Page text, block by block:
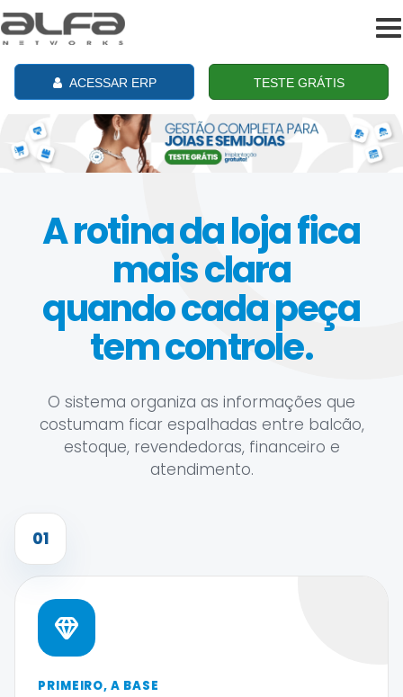
ACESSAR ERP TESTE GRÁTIS
A rotina da loja fica
mais clara
quando cada peça
tem controle.
O sistema organiza as informações que
costumam ficar espalhadas entre balcão,
estoque, revendedoras, financeiro e
atendimento.
01
PRIMEIRO, A BASE